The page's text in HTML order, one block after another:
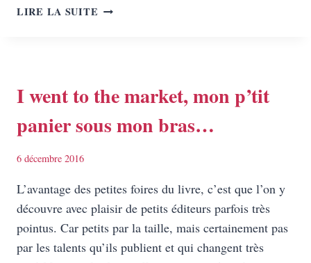
LIRE LA SUITE VERMEER,
I went to the market, mon p’tit
panier sous mon bras…
6 décembre 2016
L’avantage des petites foires du livre, c’est que l’on y
découvre avec plaisir de petits éditeurs parfois très
pointus. Car petits par la taille, mais certainement pas
par les talents qu’ils publient et qui changent très